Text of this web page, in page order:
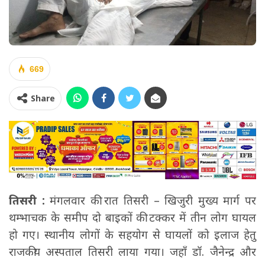
669
Share
तिसरी : मंगलवार की रात तिसरी – खिजुरी मुख्य मार्ग पर
थम्भाचक के समीप दो बाइकों की टक्कर में तीन लोग घायल
हो गए। स्थानीय लोगों के सहयोग से घायलों को इलाज हेतु
राजकीय अस्पताल तिसरी लाया गया। जहाँ डॉ. जैनेन्द्र और